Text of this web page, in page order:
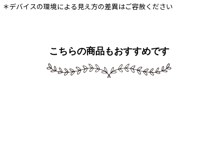
＊デバイスの環境による見え方の差異はご容赦ください
こちらの商品もおすすめです